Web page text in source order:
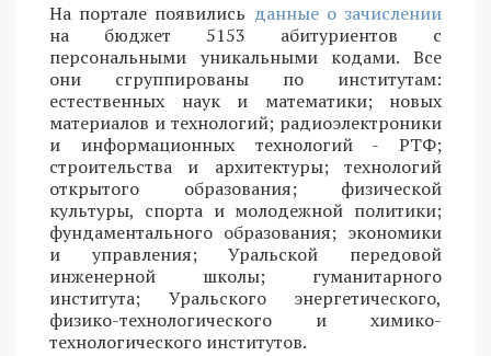
На портале появились данные о зачислении
на бюджет 5153 абитуриентов с
персональными уникальными кодами. Все
они сгруппированы по институтам:
естественных наук и математики; новых
материалов и технологий; радиоэлектроники
и информационных технологий - РТФ;
строительства и архитектуры; технологий
открытого образования; физической
культуры, спорта и молодежной политики;
фундаментального образования; экономики
и управления; Уральской передовой
инженерной школы; гуманитарного
института; Уральского энергетического,
физико-технологического и химико-
технологического институтов.